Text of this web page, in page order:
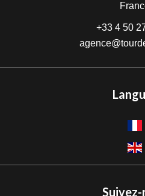
+33 4 50
Suivez-